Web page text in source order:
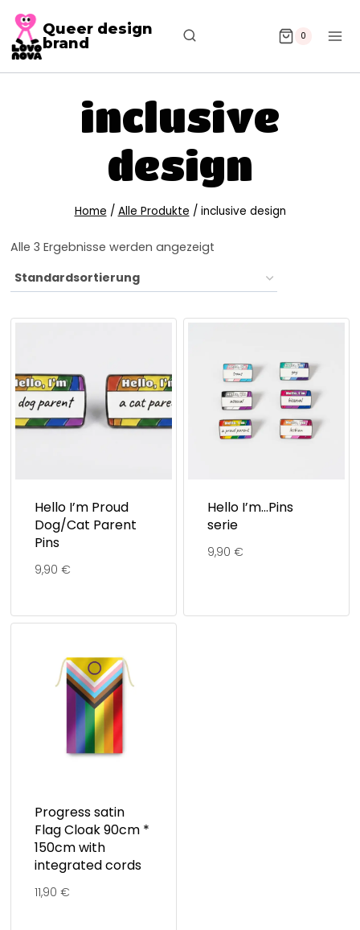
Queer design
brand
0
inclusive
design
Home / Alle Produkte / inclusive design
Alle 3 Ergebnisse werden angezeigt
Hello I’m Proud
Dog/Cat Parent
Pins
9,90 €
Hello I’m…Pins
serie
9,90 €
Progress satin
Flag Cloak 90cm *
150cm with
integrated cords
11,90 €